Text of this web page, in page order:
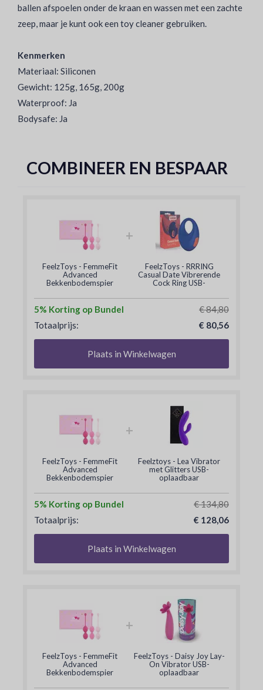
ballen afspoelen onder de kraan en wassen met een zachte
zeep, maar je kunt ook een toy cleaner gebruiken.
Kenmerken
Materiaal: Siliconen
Gewicht: 125g, 165g, 200g
Waterproof: Ja
Bodysafe: Ja
COMBINEER EN BESPAAR
FeelzToys - FemmeFit
Advanced
Bekkenbodemspier
+
FeelzToys - RRRING
Casual Date Vibrerende
Cock Ring USB-
5% Korting op Bundel
Totaalprijs:
€ 84,80
€ 80,56
Plaats in Winkelwagen
FeelzToys - FemmeFit
Advanced
Bekkenbodemspier
+
Feelztoys - Lea Vibrator
met Glitters USB-
oplaadbaar
5% Korting op Bundel
Totaalprijs:
€ 134,80
€ 128,06
Plaats in Winkelwagen
FeelzToys - FemmeFit
Advanced
Bekkenbodemspier
+
FeelzToys - Daisy Joy Lay-
On Vibrator USB-
oplaadbaar